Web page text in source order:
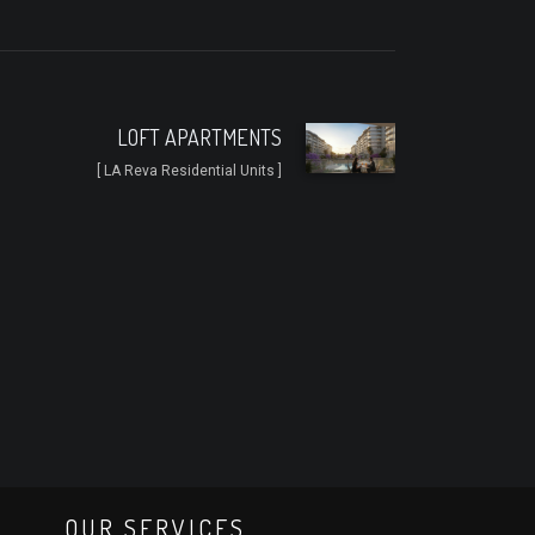
LOFT APARTMENTS
[ LA Reva Residential Units ]
OUR SERVICES